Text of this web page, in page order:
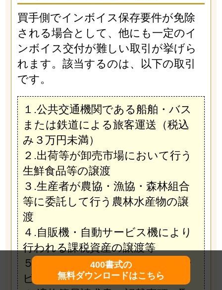
買手側でインボイス保存要件が免除
される場合として、他にも一定のイ
ンボイス交付が難しい取引が挙げら
れます。該当するのは、以下の取引
です。
１.公共交通機関である船舶・バス
または鉄道による旅客運送（税込
み３万円未満）
２.出荷等が卸売市場において行う
生鮮食品等の譲渡
３.生産者が農協・漁協・森林組合
等に委託して行う農林水産物の譲
渡
４.自販機・自動サービス機により
行われる課税資産の譲渡等
５.郵便切手を対価とする郵便サー
ビス
400書式の
無料ダウンロードはこちら